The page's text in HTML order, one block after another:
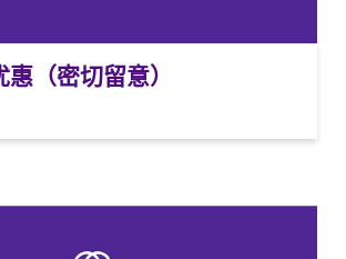
惠（密切留意）